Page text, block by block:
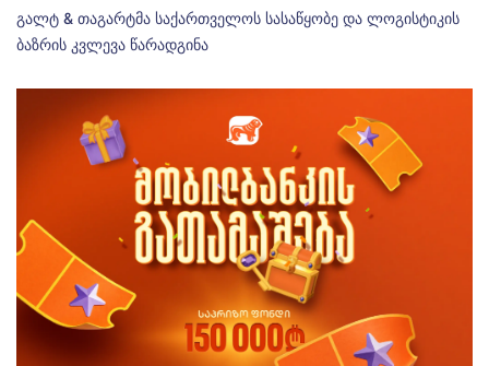
გალტ & თაგარტმა საქართველოს სასაწყობე და ლოგისტიკის
ბაზრის კვლევა წარადგინა